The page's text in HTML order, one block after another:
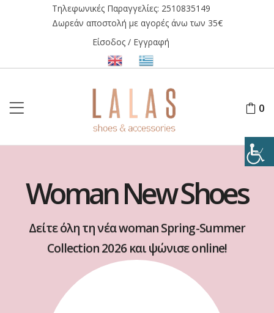
Τηλεφωνικές Παραγγελίες: 2510835149
Δωρεάν αποστολή με αγορές άνω των 35€
Είσοδος / Εγγραφή
0
Woman New Shoes
Δείτε όλη τη νέα woman Spring-Summer
Collection 2026 και ψώνισε online!